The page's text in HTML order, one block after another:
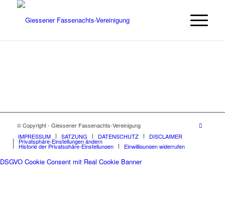
© Copyright - Giessener Fassenachts-Vereinigung
IMPRESSUM
SATZUNG DATENSCHUTZ DISCLAIMER
Privatsphäre-Einstellungen ändern
Historie der Privatsphäre-Einstellungen Einwilligungen widerrufen
DSGVO Cookie Consent mit Real Cookie Banner